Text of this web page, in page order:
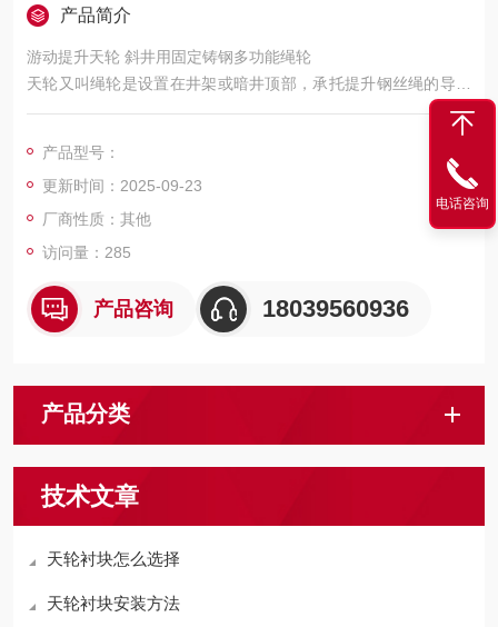
产品简介
游动提升天轮 斜井用固定铸钢多功能绳轮
天轮又叫绳轮是设置在井架或暗井顶部，承托提升钢丝绳的导向
轮。矿井立井井架上方调节钢丝绳运动方向的定滑轮,承载着罐
产品型号：
更新时间：2025-09-23
厂商性质：其他
访问量：285
产品咨询 18039560936
产品分类
技术文章
天轮衬块怎么选择
天轮衬块安装方法
电话咨询